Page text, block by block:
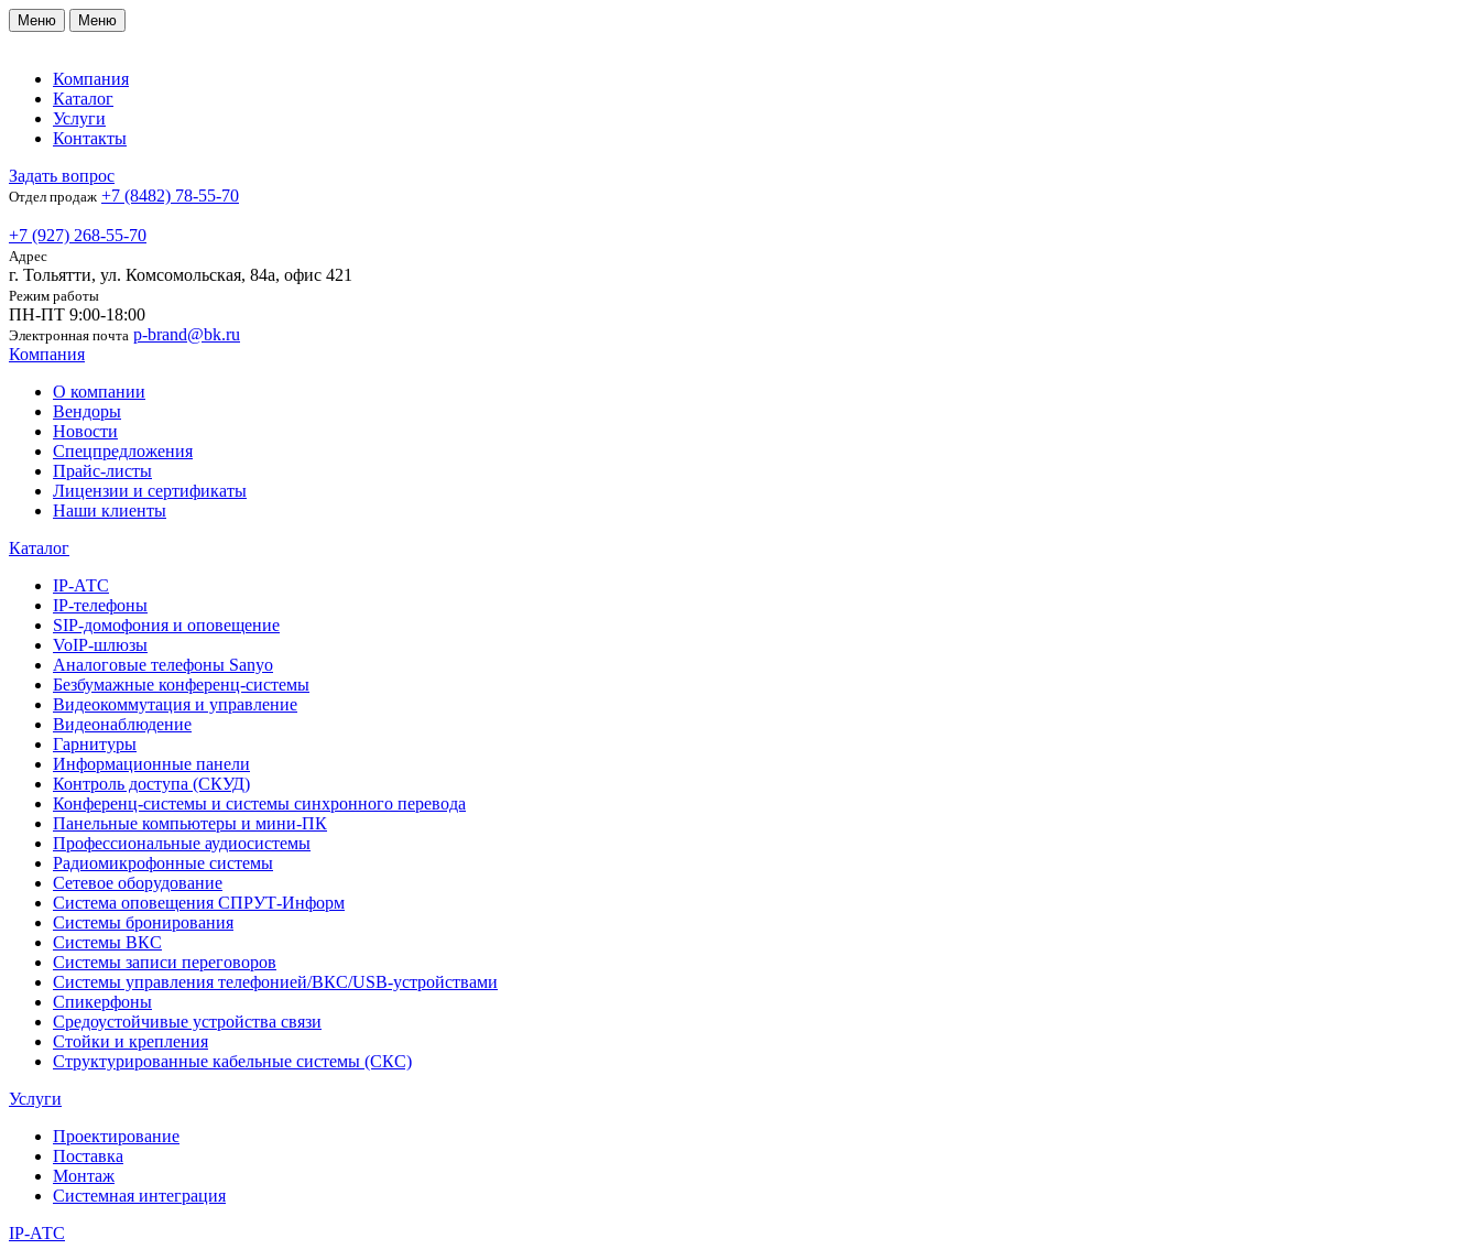
Меню Меню
Компания
Каталог
Услуги
Контакты
Задать вопрос
Отдел продаж +7 (8482) 78-55-70
+7 (927) 268-55-70
Адрес
г. Тольятти, ул. Комсомольская, 84а, офис 421
Режим работы
ПН-ПТ 9:00-18:00
Электронная почта p-brand@bk.ru
Компания
О компании
Вендоры
Новости
Спецпредложения
Прайс-листы
Лицензии и сертификаты
Наши клиенты
Каталог
IP-АТС
IP-телефоны
SIP-домофония и оповещение
VoIP-шлюзы
Аналоговые телефоны Sanyo
Безбумажные конференц-системы
Видеокоммутация и управление
Видеонаблюдение
Гарнитуры
Информационные панели
Контроль доступа (СКУД)
Конференц-системы и системы синхронного перевода
Панельные компьютеры и мини-ПК
Профессиональные аудиосистемы
Радиомикрофонные системы
Сетевое оборудование
Система оповещения СПРУТ-Информ
Системы бронирования
Системы ВКС
Системы записи переговоров
Системы управления телефонией/ВКС/USB-устройствами
Спикерфоны
Средоустойчивые устройства связи
Стойки и крепления
Структурированные кабельные системы (СКС)
Услуги
Проектирование
Поставка
Монтаж
Системная интеграция
IP-АТС